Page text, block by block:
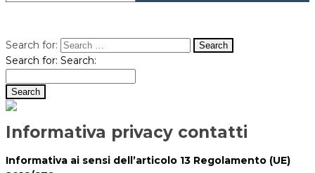
Search for:
Search for: Search:
Informativa privacy contatti
Informativa ai sensi dell’articolo 13 Regolamento (UE)